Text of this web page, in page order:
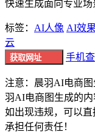
快速生成面向专业
标签： AI人像 AI效
云
获取网址 手机
注意：晨羽AI电商
羽AI电商图生成的
如出现违规，可以
承担任何责任！